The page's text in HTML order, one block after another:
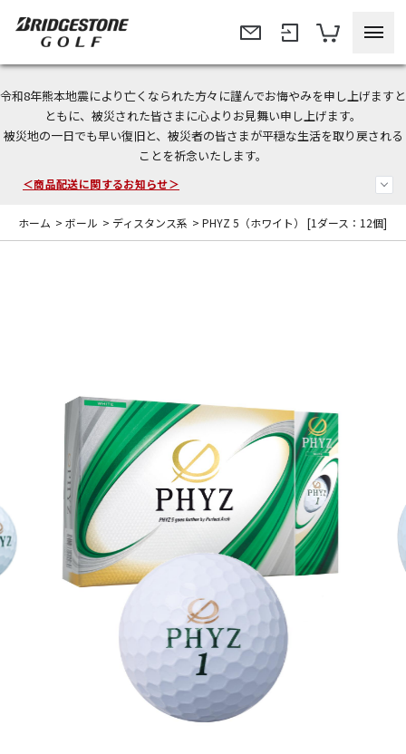
令和8年熊本地震により亡くなられた方々に謹んでお悔やみを申し上げますと
ともに、被災された皆さまに心よりお見舞い申し上げます。
被災地の一日でも早い復旧と、被災者の皆さまが平穏な生活を取り戻される
ことを祈念いたします。
今なら新規会員登録で1,000円OFFクーポンプレゼント！
＜商品配送に関するお知らせ＞
＜夏季休暇中のご注文・発送・お問い合わせ＞
ホーム > ボール > ディスタンス系 > PHYZ 5（ホワイト） [1ダース：12個]